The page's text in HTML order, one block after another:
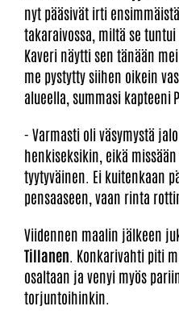
nyt pääsivät irti
takaraivossa, miltä se tuntui
Kaveri näytti sen tänään
me pystytty siihen oikein
alueella, summasi kapteeni
- Varmasti oli väsymystä
henkiseksikin, eikä
tyytyväinen. Ei kuitenkaan
pensaaseen, vaan rinta
Viidennen maalin jälkeen
Tillanen . Konkarivahti piti
osaltaan ja venyi myös
torjuntoihinkin.